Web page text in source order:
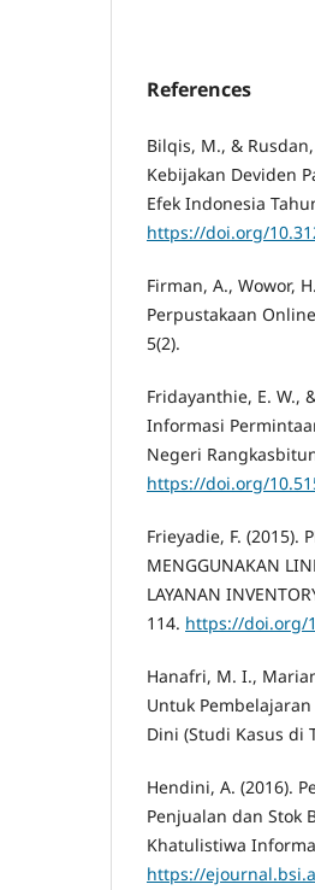
References
Bilqis, M., &
Kebijakan Deviden
Efek Indonesia
https://doi.org/
Firman, A., Wowor,
Perpustakaan
5(2).
Fridayanthie, E. W.,
Informasi
Negeri
https://doi.org/
Frieyadie, F. (2015).
MENGGUNAKAN
LAYANAN
114. https://doi.org/
Hanafri, M. I.,
Untuk
Dini (Studi Kasus di
Hendini, A. (2016).
Penjualan dan Stok
Khatulistiwa
https://